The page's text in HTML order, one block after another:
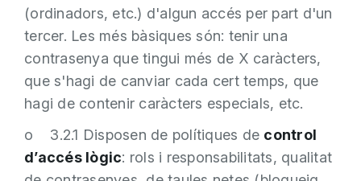
(ordinadors, etc.) d'algun accés per part d'un
tercer. Les més bàsiques són: tenir una
contrasenya que tingui més de X caràcters,
que s'hagi de canviar cada cert temps, que
hagi de contenir caràcters especials, etc.
o 3.2.1 Disposen de polítiques de control
d’accés lògic: rols i responsabilitats, qualitat